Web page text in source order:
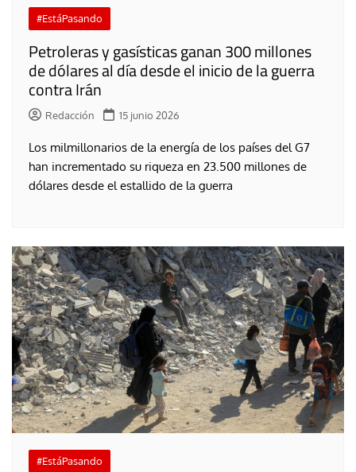
#EstáPasando
Petroleras y gasísticas ganan 300 millones
de dólares al día desde el inicio de la guerra
contra Irán
Redacción 15 junio 2026
Los milmillonarios de la energía de los países del G7
han incrementado su riqueza en 23.500 millones de
dólares desde el estallido de la guerra
#EstáPasando